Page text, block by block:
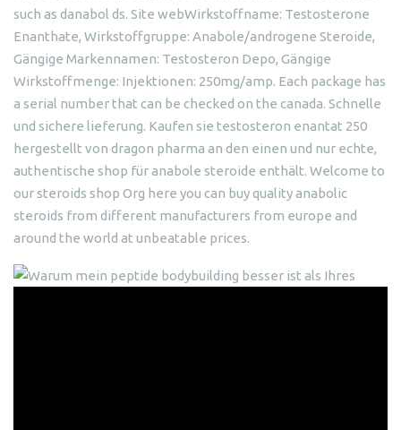
such as danabol ds. Site webWirkstoffname: Testosterone
Enanthate, Wirkstoffgruppe: Anabole/androgene Steroide,
Gängige Markennamen: Testosteron Depo, Gängige
Wirkstoffmenge: Injektionen: 250mg/amp. Each package has
a serial number that can be checked on the canada. Schnelle
und sichere lieferung. Kaufen sie testosteron enantat 250
hergestellt von dragon pharma an den einen und nur echte,
authentische shop für anabole steroide enthält. Welcome to
our steroids shop Org here you can buy quality anabolic
steroids from different manufacturers from europe and
around the world at unbeatable prices.